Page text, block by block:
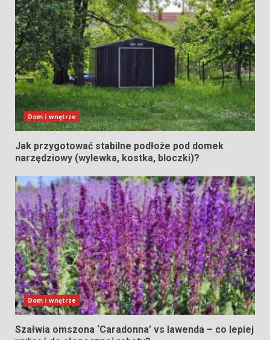
Dom i wnętrze
Jak przygotować stabilne podłoże pod domek
narzędziowy (wylewka, kostka, bloczki)?
Dom i wnętrze
Szałwia omszona ‘Caradonna’ vs lawenda – co lepiej